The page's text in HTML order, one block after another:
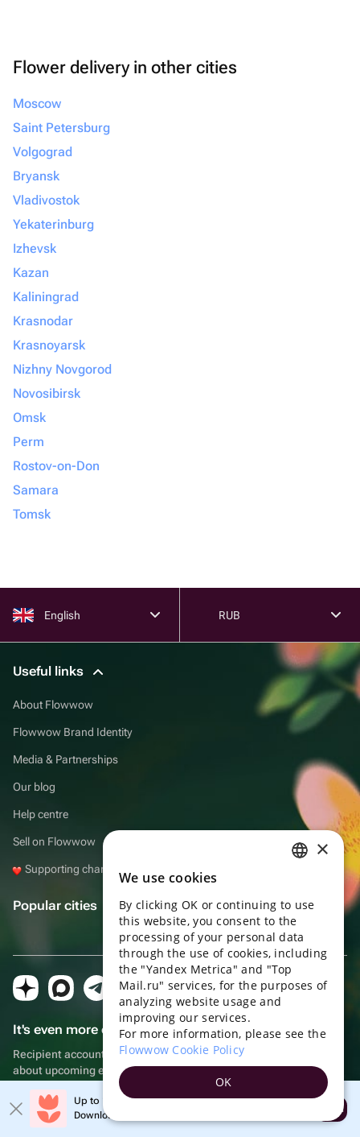
Flower delivery in other cities
Moscow
Saint Petersburg
Volgograd
Bryansk
Vladivostok
Yekaterinburg
Izhevsk
Kazan
Kaliningrad
Krasnodar
Krasnoyarsk
Nizhny Novgorod
Novosibirsk
Omsk
Perm
Rostov-on-Don
Samara
Tomsk
English RUB
Useful links
About Flowwow
Flowwow Brand Identity
Media & Partnerships
Our blog
Help centre
Sell on Flowwow
Supporting charities with Flowwow
Popular cities
It's even more convenient in the app!
Recipient account, extra rewards for purchases and reminders
about upcoming events
Up to 10% off your first order
Download the app & get your promo
Open
ENGLISH
UKRAINIAN
PORTUGUESE
SPANISH
TURKISH
GERMAN
×
We use cookies
By clicking OK or continuing to use
this website, you consent to the
processing of your personal data
through the use of cookies, including
the "Yandex Metrica" and "Top
Mail.ru" services, for the purposes of
analyzing website usage and
improving our services.
For more information, please see the
Flowwow Cookie Policy
OK